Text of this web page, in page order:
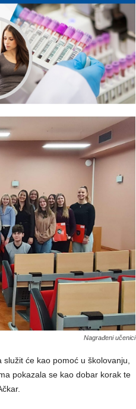
Nagrađeni učenici
će kao pomoć u školovanju,
pokazala se kao dobar korak te